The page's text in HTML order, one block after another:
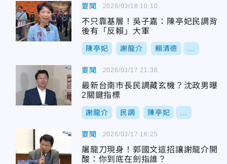
要聞
不只靠基層！吳子嘉：陳亭妃民調背
後有「反賴」大軍
陳亭妃 謝龍介 賴清德
2026/03/18 10:10
要聞
最新台南市長民調藏玄機？沈政男曝
2關鍵指標
謝龍介 民調 陳亭妃
2026/03/17 21:36
要聞
屠龍刀現身！郭國文這招讓謝龍介開
酸：你到底在劍指誰？
2026/03/17 16:25